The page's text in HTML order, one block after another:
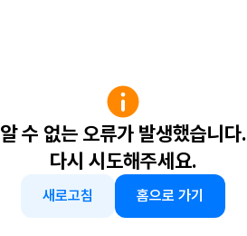
알 수 없는 오류가 발생했습니다.
다시 시도해주세요.
새로고침 홈으로 가기